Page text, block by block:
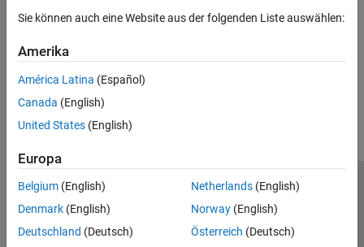
Sie können auch eine Website aus der folgenden Liste auswählen:
Amerika
América Latina (Español)
Canada (English)
United States (English)
Europa
Belgium (English)
Denmark (English)
Deutschland (Deutsch)
Netherlands(English)
Norway(English)
Österreich (Deutsch)
Trust Center
Datenschutz-Richtlinien
Datendiebstahl verhindern
Status von Anwendungen
© 1994-2026 The MathWorks, Inc.